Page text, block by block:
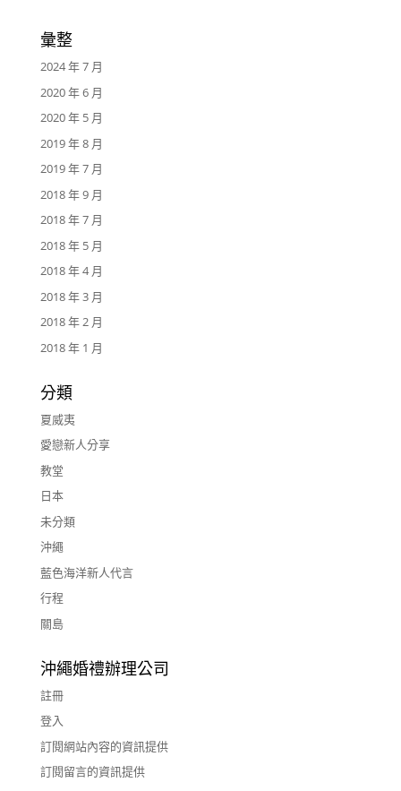
彙整
2024 年 7 月
2020 年 6 月
2020 年 5 月
2019 年 8 月
2019 年 7 月
2018 年 9 月
2018 年 7 月
2018 年 5 月
2018 年 4 月
2018 年 3 月
2018 年 2 月
2018 年 1 月
分類
夏威夷
愛戀新人分享
教堂
日本
未分類
沖繩
藍色海洋新人代言
行程
關島
沖繩婚禮辦理公司
註冊
登入
訂閱網站內容的資訊提供
訂閱留言的資訊提供